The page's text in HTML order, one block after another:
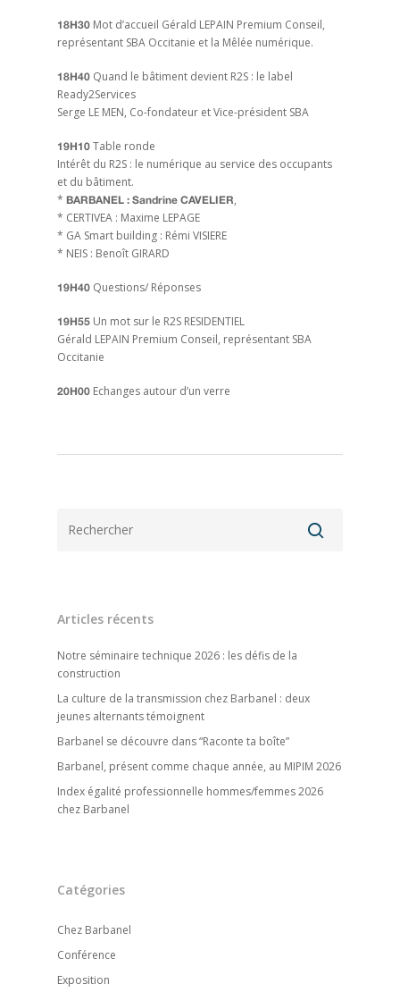
18H30 Mot d’accueil Gérald LEPAIN Premium Conseil,
représentant SBA Occitanie et la Mêlée numérique.
18H40 Quand le bâtiment devient R2S : le label
Ready2Services
Serge LE MEN, Co-fondateur et Vice-président SBA
19H10 Table ronde
Intérêt du R2S : le numérique au service des occupants
et du bâtiment.
* BARBANEL : Sandrine CAVELIER,
* CERTIVEA : Maxime LEPAGE
* GA Smart building : Rémi VISIERE
* NEIS : Benoît GIRARD
19H40 Questions/ Réponses
19H55 Un mot sur le R2S RESIDENTIEL
Gérald LEPAIN Premium Conseil, représentant SBA
Occitanie
20H00 Echanges autour d’un verre
Articles récents
Notre séminaire technique 2026 : les défis de la
construction
La culture de la transmission chez Barbanel : deux
jeunes alternants témoignent
Barbanel se découvre dans “Raconte ta boîte”
Barbanel, présent comme chaque année, au MIPIM 2026
Index égalité professionnelle hommes/femmes 2026
chez Barbanel
Catégories
Chez Barbanel
Conférence
Exposition